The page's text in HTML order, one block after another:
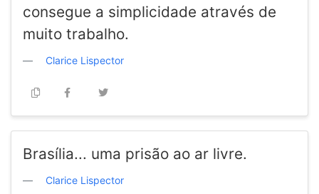
consegue a simplicidade através de
muito trabalho.
Clarice Lispector
Brasília... uma prisão ao ar livre.
Clarice Lispector